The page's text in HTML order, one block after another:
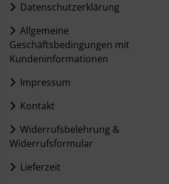
Datenschutzerklärung
Allgemeine
Geschäftsbedingungen mit
Kundeninformationen
Impressum
Kontakt
Widerrufsbelehrung &
Widerrufsformular
Lieferzeit